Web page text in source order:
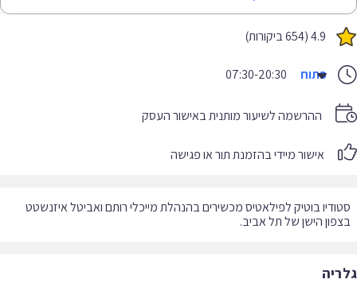
4.9 (654 ביקורות)
פתוח 07:30-20:30
ההרשמה לשיעור מותנית באישור העסק
אישור מיידי בהזמנת תור או פגישה
בוטיק לפילאטיס מכשירים בהנהלת מייכלי רותם ואביטל איזנשטט
הישן של תל אביב.